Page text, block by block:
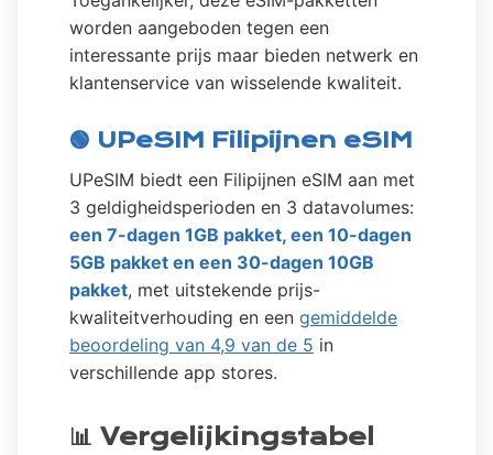
worden aangeboden tegen een
interessante prijs maar bieden netwerk en
klantenservice van wisselende kwaliteit.
🟢 UPeSIM Filipijnen eSIM
UPeSIM biedt een Filipijnen eSIM aan met
3 geldigheidsperioden en 3 datavolumes:
een 7-dagen 1GB pakket, een 10-dagen
5GB pakket en een 30-dagen 10GB
pakket, met uitstekende prijs-
kwaliteitverhouding en een gemiddelde
beoordeling van 4,9 van de 5 in
verschillende app stores.
📊 Vergelijkingstabel